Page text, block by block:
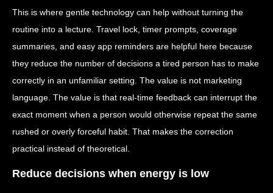
This is where gentle technology can help without turning the
routine into a lecture. Travel lock, timer prompts, coverage
summaries, and easy app reminders are helpful here because
they reduce the number of decisions a tired person has to make
correctly in an unfamiliar setting. The value is not marketing
language. The value is that real-time feedback can interrupt the
exact moment when a person would otherwise repeat the same
rushed or overly forceful habit. That makes the correction
practical instead of theoretical.
Reduce decisions when energy is low